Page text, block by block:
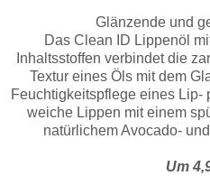
Glänzende und
Das Clean ID Lippenöl
Inhaltsstoffen verbindet die
Textur eines Öls mit dem
Feuchtigkeitspflege eines Lip-
weiche Lippen mit einem
natürlichem Avocado-
Um